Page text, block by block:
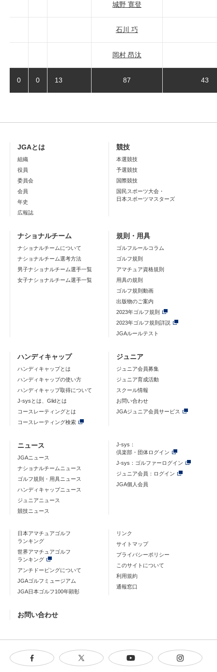
城野 寛登
石川 巧
岡村 昂汰
0 0 13 87 43
JGAとは
組織
役員
委員会
会員
年史
広報誌
競技
本選競技
予選競技
国際競技
国民スポーツ大会・
日本スポーツマスターズ
ナショナルチーム
ナショナルチームについて
ナショナルチーム選考方法
男子ナショナルチーム選手一覧
女子ナショナルチーム選手一覧
規則・用具
ゴルフルールコラム
ゴルフ規則
アマチュア資格規則
用具の規則
ゴルフ規則動画
出版物のご案内
2023年ゴルフ規則
2023年ゴルフ規則詳説
JGAルールテスト
ハンディキャップ
ハンディキャップとは
ハンディキャップの使い方
ハンディキャップ取得について
J-sysとは、Glidとは
コースレーティングとは
コースレーティング検索
ジュニア
ジュニア会員募集
ジュニア育成活動
スクール情報
お問い合わせ
JGAジュニア会員サービス
ニュース
JGAニュース
ナショナルチームニュース
ゴルフ規則・用具ニュース
ハンディキャップニュース
ジュニアニュース
競技ニュース
J-sys：
倶楽部・団体ログイン
J-sys：ゴルファーログイン
ジュニア会員：ログイン
JGA個人会員
日本アマチュアゴルフ
ランキング
世界アマチュアゴルフ
ランキング
アンチドーピングについて
JGAゴルフミュージアム
JGA日本ゴルフ100年顕彰
リンク
サイトマップ
プライバシーポリシー
このサイトについて
利用規約
通報窓口
お問い合わせ